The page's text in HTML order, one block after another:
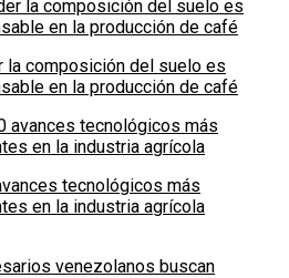
la composición del suelo es
en la producción de café
tecnológicos más
en la industria agrícola